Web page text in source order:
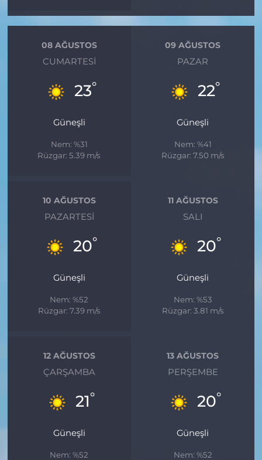
08 AĞUSTOS
CUMARTESI
23°
Güneşli
Nem: %31
Rüzgar: 5.39 m/s
09 AĞUSTOS
PAZAR
22°
Güneşli
Nem: %41
Rüzgar: 7.50 m/s
10 AĞUSTOS
PAZARTESI
20°
Güneşli
Nem: %52
Rüzgar: 7.39 m/s
11 AĞUSTOS
SALI
20°
Güneşli
Nem: %53
Rüzgar: 3.81 m/s
12 AĞUSTOS
ÇARŞAMBA
21°
Güneşli
Nem: %52
13 AĞUSTOS
PERŞEMBE
20°
Güneşli
Nem: %52